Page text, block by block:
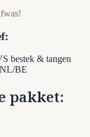
bestek & tangen
BE
pakket: